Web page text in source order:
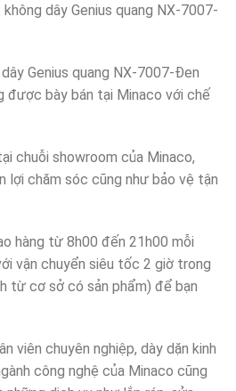
dây Genius quang NX-7007-
Genius quang NX-7007-Đen
được bày bán tại Minaco với chế
chuỗi showroom của Minaco,
lợi chăm sóc cũng như bảo vệ tận
hàng từ 8h00 đến 21h00 mỗi
vận chuyển siêu tốc 2 giờ trong
từ cơ sở có sản phẩm) để bạn
viên chuyên nghiệp, dày dặn kinh
công nghệ của Minaco cũng